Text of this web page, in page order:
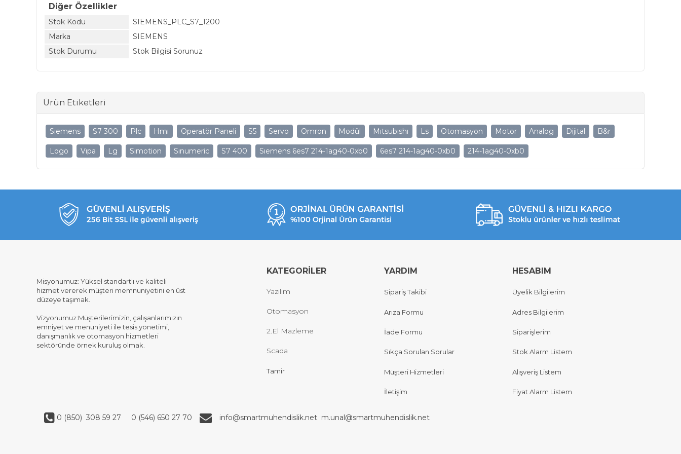
Diğer Özellikler
Stok Kodu
SIEMENS_PLC_S7_1200
Marka
SIEMENS
Stok Durumu
Stok Bilgisi Sorunuz
Ürün Etiketleri
Sıemens S7 300 Plc Hmı Operatör Paneli S5 Servo Omron Modül Mıtsubıshı Ls Otomasyon Motor Analog Dijital B&r
Logo Vıpa Lg Sımotion Sınumeric S7 400 Sıemens 6es7 214-1ag40-0xb0 6es7 214-1ag40-0xb0 214-1ag40-0xb0
Misyonumuz: Yüksel standartlı ve kaliteli
hizmet vererek müşteri memnuniyetini en üst
düzeye taşımak.
Vizyonumuz:Müşterilerimizin, çalışanlarımızın
emniyet ve menuniyeti ile tesis yönetimi,
danışmanlık ve otomasyon hizmetleri
sektöründe örnek kuruluş olmak.
KATEGORİLER
Yazılım
Otomasyon
2.El Mazleme
Scada
Tamir
YARDIM
Sipariş Takibi
Arıza Formu
İade Formu
Sıkça Sorulan Sorular
Müşteri Hizmetleri
İletişim
HESABIM
Üyelik Bilgilerim
Adres Bilgilerim
Siparişlerim
Stok Alarm Listem
Alışveriş Listem
Fiyat Alarm Listem
0 (850) 308 59 27 0 (546) 650 27 70 info@smartmuhendislik.net m.unal@smartmuhendislik.net